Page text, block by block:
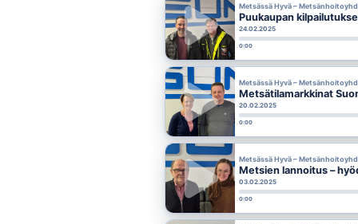
Metsässä Hyvä –
Puukaupan
24.02.2025
0:00
Metsässä Hyvä –
Metsätilamarkkinat
20.02.2025
0:00
Metsässä Hyvä –
Metsien lannoitus –
03.02.2025
0:00